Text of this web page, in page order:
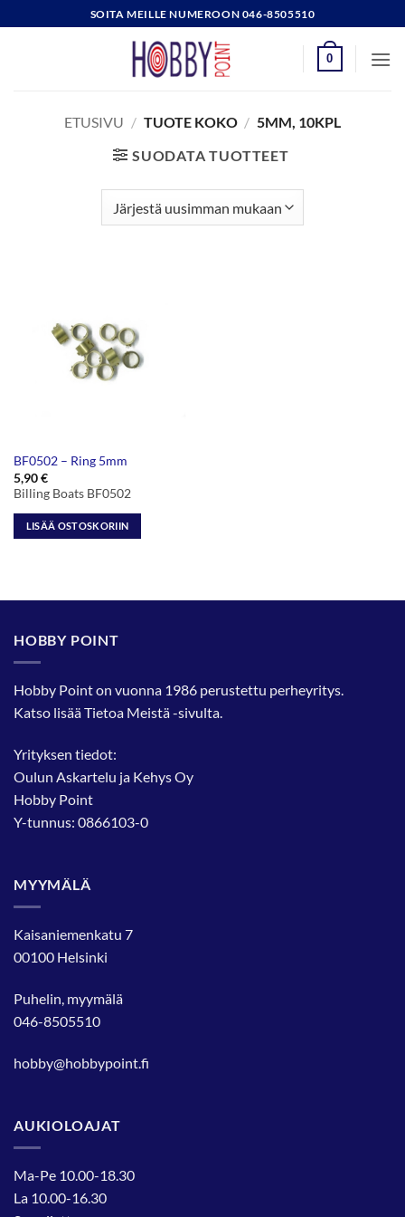
to
SOITA MEILLE NUMEROON 046-8505510
0
ETUSIVU / TUOTE KOKO / 5MM, 10KPL
SUODATA TUOTTEET
BF0502 – Ring 5mm
5,90€
Billing Boats BF0502
LISÄÄ OSTOSKORIIN
HOBBY POINT
Hobby Point on vuonna 1986 perustettu perheyritys.
Katso lisääTietoa Meistä-sivulta.
Yrityksen tiedot:
Oulun Askartelu ja Kehys Oy
Hobby Point
Y-tunnus: 0866103-0
MYYMÄLÄ
Kaisaniemenkatu 7
00100 Helsinki
Puhelin, myymälä
046-8505510
hobby@hobbypoint.fi
AUKIOLOAJAT
Ma-Pe 10.00-18.30
La 10.00-16.30